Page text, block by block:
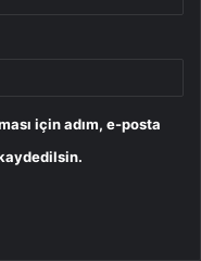
için adım, e-posta